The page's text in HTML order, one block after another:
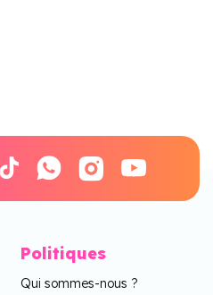
Politiques
Qui sommes-nous ?